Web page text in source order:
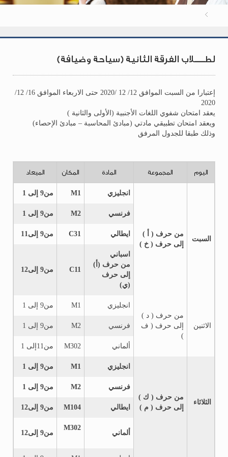
لطــــلاب الفرقة الثانية (سياحة وضيافة)
إعتبارا من السبت الموافق 12/ 12 /2020 حتى الاربعاء الموافق 16/ 12/
2020
يعقد امتحان شفوي اللغات الأجنبية (الأولى والثانية )
ويعقد امتحان تطبيقي مادتي (مبادئ المحاسبة – مبادئ الإحصاء)
وذلك طبقا للجدول المرفق
اليوم المجموعة المادة المكان الميعاد
السبت
من حرف ( أ )
إلى حرف ( خ )
انجليزي M1 من9 إلى 1
فرنسي M2 من9 إلى 1
ايطالي C31 من9 إلى11
اسباني
من حرف (أ)
إلى حرف
(ي)
C11 من9 إلى12
الاثنين
من حرف ( د )
إلى حرف ( ف
)
انجليزي M1 من9 إلى 1
فرنسي M2 من9 إلى 1
ألماني M302 من11إلى 1
الثلاثاء
من حرف ( ك )
إلى حرف ( م )
انجليزي M1 من9 إلى 1
فرنسي M2 من9 إلى 1
ايطالي M104 من9 إلى12
ألماني
M302
من9 إلى12